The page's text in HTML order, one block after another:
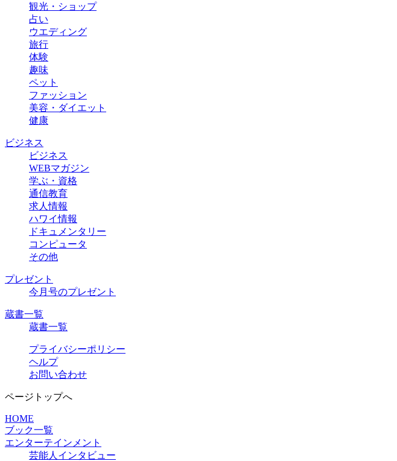
観光・ショップ
占い
ウエディング
旅行
体験
趣味
ペット
ファッション
美容・ダイエット
健康
ビジネス
ビジネス
WEBマガジン
学ぶ・資格
通信教育
求人情報
ハワイ情報
ドキュメンタリー
コンピュータ
その他
プレゼント
今月号のプレゼント
蔵書一覧
蔵書一覧
プライバシーポリシー
ヘルプ
お問い合わせ
ページトップへ
HOME
ブック一覧
エンターテインメント
芸能人インタビュー